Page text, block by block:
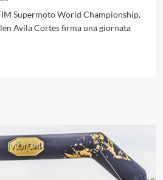
Supermoto World Championship,
Avila Cortes firma una giornata